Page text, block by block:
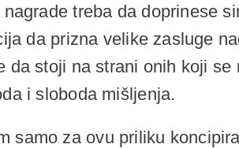
treba da doprinese
da prizna velike zasluge
stoji na strani onih koji se
i sloboda mišljenja.
samo za ovu priliku